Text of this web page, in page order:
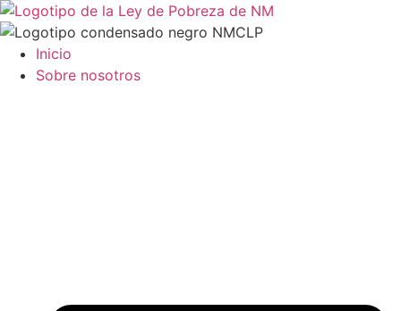
Ir
al
contenido
Inicio
Sobre nosotros